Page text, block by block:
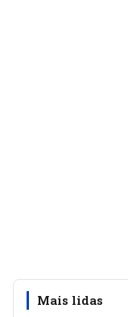
Mais lidas